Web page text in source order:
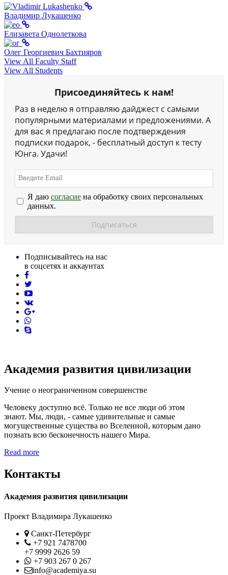
Владимир Лукашенко
Елизавета Однолеткова
Олег Георгиевич Бахтияров
View All Faculty Staff
View All Students
Присоединяйтесь к нам!
Раз в неделю я отправляю дайджест с самыми
популярными материалами и предложениями. А
для вас я предлагаю после подтверждения
подписки подарок, - бесплатный доступ к тесту
Юнга. Удачи!
Я даю согласие на обработку своих персональных
данных.
Подписывайтесь на нас
в соцсетях и аккаунтах
facebook
youtube
vk
skype
Академия развития цивилизации
Учение о неограниченном совершенстве
Человеку доступно всё. Только не все люди об этом
знают. Мы, люди, - самые удивительные и самые
могущественные существа во Вселенной, которым дано
познать всю бесконечность нашего Мира.
Read more
Контакты
Академия развития цивилизации
Проект Владимира Лукашенко
Location
Санкт-Петербург
Phone
+7 921 7478700
+7 9999 2626 59
Whatsapp
+7 903 267 0 267
Contact
info@academiya.su